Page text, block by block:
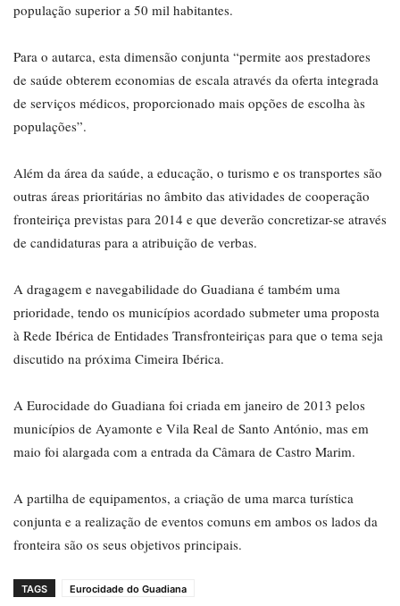
população superior a 50 mil habitantes.
Para o autarca, esta dimensão conjunta “permite aos prestadores
de saúde obterem economias de escala através da oferta integrada
de serviços médicos, proporcionado mais opções de escolha às
populações”.
Além da área da saúde, a educação, o turismo e os transportes são
outras áreas prioritárias no âmbito das atividades de cooperação
fronteiriça previstas para 2014 e que deverão concretizar-se através
de candidaturas para a atribuição de verbas.
A dragagem e navegabilidade do Guadiana é também uma
prioridade, tendo os municípios acordado submeter uma proposta
à Rede Ibérica de Entidades Transfronteiriças para que o tema seja
discutido na próxima Cimeira Ibérica.
A Eurocidade do Guadiana foi criada em janeiro de 2013 pelos
municípios de Ayamonte e Vila Real de Santo António, mas em
maio foi alargada com a entrada da Câmara de Castro Marim.
A partilha de equipamentos, a criação de uma marca turística
conjunta e a realização de eventos comuns em ambos os lados da
fronteira são os seus objetivos principais.
TAGS Eurocidade do Guadiana